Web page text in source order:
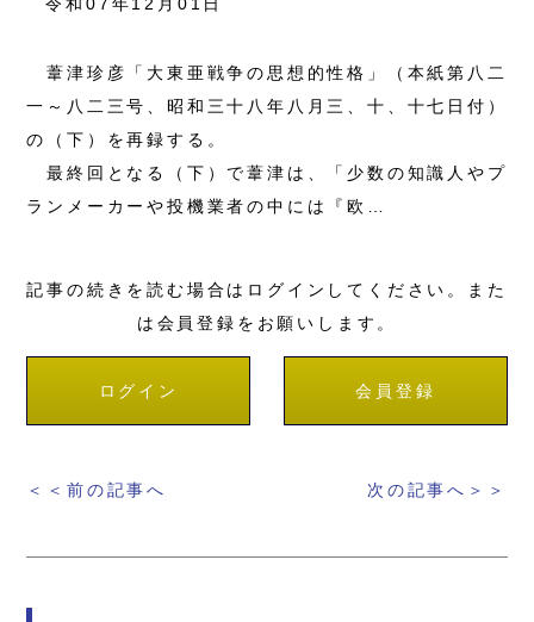
葦津珍彦「大東亜戦争の思想的性格」（本紙第八二
一～八二三号、昭和三十八年八月三、十、十七日付）
の（下）を再録する。
最終回となる（下）で葦津は、「少数の知識人やプ
ランメーカーや投機業者の中には『欧…
記事の続きを読む場合はログインしてください。また
は会員登録をお願いします。
ログイン 会員登録
＜＜前の記事へ 次の記事へ＞＞